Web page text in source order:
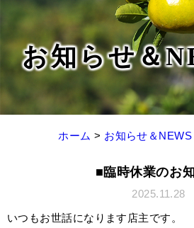
お知らせ＆
ホーム > お知らせ＆NEWS
■臨時休業のお
2025.11.28
いつもお世話になります店主です。